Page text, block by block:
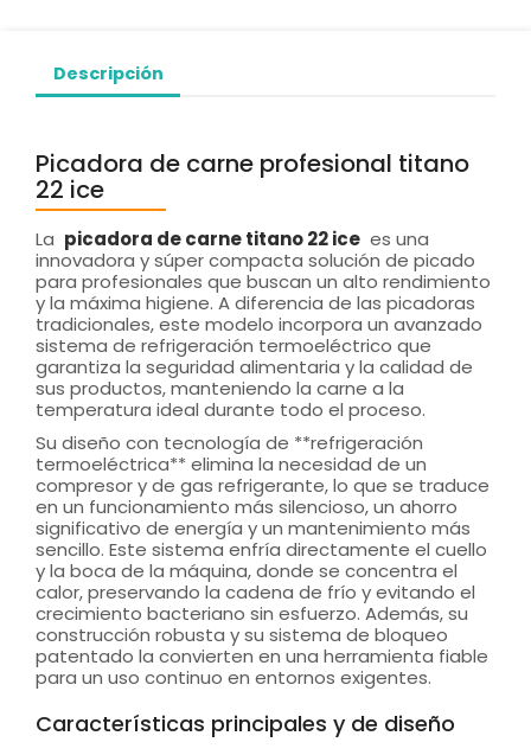
Descripción
Picadora de carne profesional titano
22 ice
La picadora de carne titano 22 ice es una
innovadora y súper compacta solución de picado
para profesionales que buscan un alto rendimiento
y la máxima higiene. A diferencia de las picadoras
tradicionales, este modelo incorpora un avanzado
sistema de refrigeración termoeléctrico que
garantiza la seguridad alimentaria y la calidad de
sus productos, manteniendo la carne a la
temperatura ideal durante todo el proceso.
Su diseño con tecnología de **refrigeración
termoeléctrica** elimina la necesidad de un
compresor y de gas refrigerante, lo que se traduce
en un funcionamiento más silencioso, un ahorro
significativo de energía y un mantenimiento más
sencillo. Este sistema enfría directamente el cuello
y la boca de la máquina, donde se concentra el
calor, preservando la cadena de frío y evitando el
crecimiento bacteriano sin esfuerzo. Además, su
construcción robusta y su sistema de bloqueo
patentado la convierten en una herramienta fiable
para un uso continuo en entornos exigentes.
Características principales y de diseño